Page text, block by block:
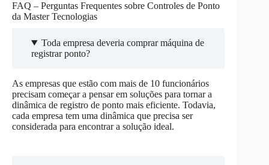
FAQ – Perguntas Frequentes sobre Controles de Ponto
da Master Tecnologias
Toda empresa deveria comprar máquina de
registrar ponto?
As empresas que estão com mais de 10 funcionários
precisam começar a pensar em soluções para tornar a
dinâmica de registro de ponto mais eficiente. Todavia,
cada empresa tem uma dinâmica que precisa ser
considerada para encontrar a solução ideal.